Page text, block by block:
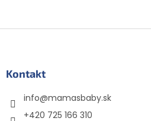
Kontakt
info@mamasbaby.sk
+420 725 166 310